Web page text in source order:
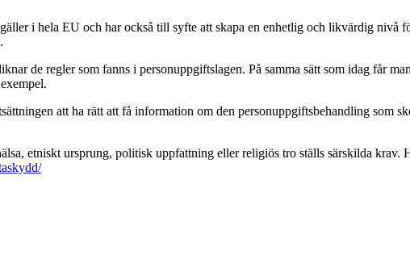
i hela EU och har också till syfte att skapa en enhetlig och likvärdig nivå
de regler som fanns i personuppgiftslagen. På samma sätt som idag får
att ha rätt att få information om den personuppgiftsbehandling som
etniskt ursprung, politisk uppfattning eller religiös tro ställs särskilda krav.